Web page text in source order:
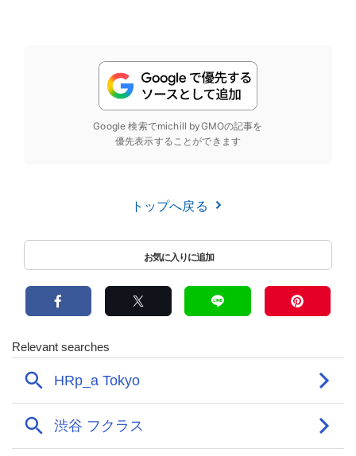
Google 検索でmichill byGMOの記事を
優先表示することができます
トップへ戻る